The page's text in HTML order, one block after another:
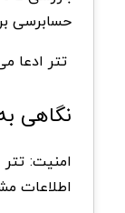
حسابرسی
تتر ادعا
نگاهی
امنیت:
اطلاعات